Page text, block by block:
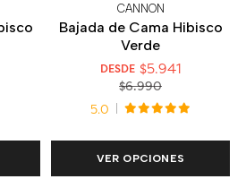
CANNON
Bajada de Cama Hibisco
Verde
DESDE $5.941
$6.990
5.0
VER OPCIONES